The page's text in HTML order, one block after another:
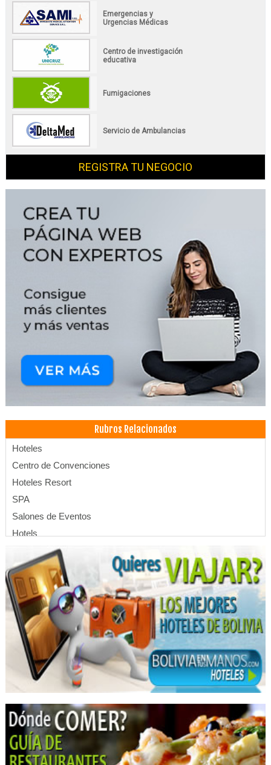
Emergencias y
Urgencias Médicas
Centro de investigación
educativa
Fumigaciones
Servicio de Ambulancias
REGISTRA TU NEGOCIO
Rubros Relacionados
Hoteles
Centro de Convenciones
Hoteles Resort
SPA
Salones de Eventos
Hotels
Hospedajes
Hotelería
Banquetes y Recepciones
Médicos Otorrinolaringólogos
Apart Hoteles
Eventos
Convenciones
Plaza de Comidas
Restaurantes: Comida Criolla
Restaurantes: Comida Internacional
Restaurantes: Comida Rápida
Restaurantes: Pizzerías
Comida Rápida